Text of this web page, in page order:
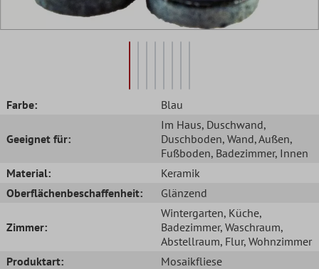
Farbe: Blau
Geeignet für:
Im Haus, Duschwand,
Duschboden, Wand, Außen,
Fußboden, Badezimmer, Innen
Material:
Keramik
Oberflächenbeschaffenheit:
Glänzend
Zimmer:
Wintergarten, Küche,
Badezimmer, Waschraum,
Abstellraum, Flur, Wohnzimmer
Produktart:
Mosaikfliese